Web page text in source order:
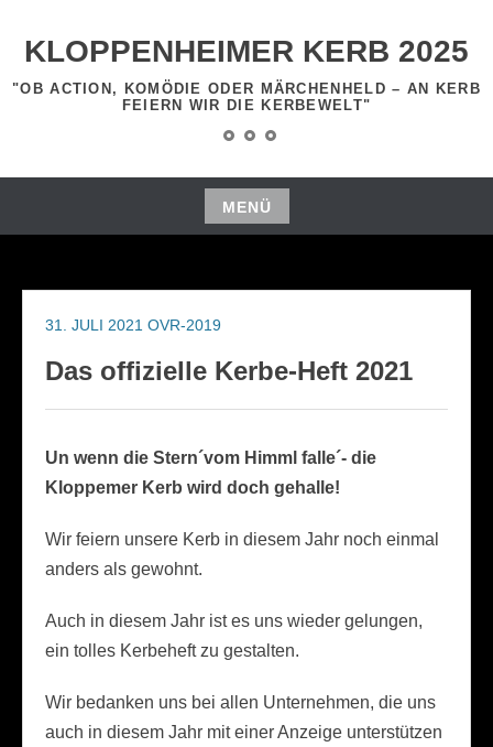
InhaltKLOPPENHEIMER KERB 2025
"OB ACTION, KOMÖDIE ODER MÄRCHENHELD – AN KERB
FEIERN WIR DIE KERBEWELT"
Startseite
Programm
Impressum
MENÜ
Zum
springen
31. JULI 2021 OVR-2019
Das offizielle Kerbe-Heft 2021
Un wenn die Stern´vom Himml falle´- die
Kloppemer Kerb wird doch gehalle!
Wir feiern unsere Kerb in diesem Jahr noch einmal
anders als gewohnt.
Auch in diesem Jahr ist es uns wieder gelungen,
ein tolles Kerbeheft zu gestalten.
Wir bedanken uns bei allen Unternehmen, die uns
auch in diesem Jahr mit einer Anzeige unterstützen